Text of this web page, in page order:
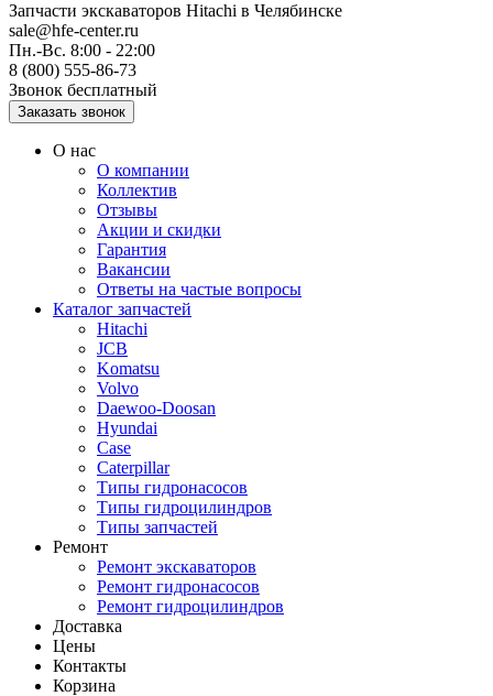
Запчасти экскаваторов Hitachi в Челябинске
sale@hfe-center.ru
Пн.-Вс. 8:00 - 22:00
8 (800) 555-86-73
Звонок бесплатный
О нас
О компании
Коллектив
Отзывы
Акции и скидки
Гарантия
Вакансии
Ответы на частые вопросы
Каталог запчастей
Hitachi
JCB
Komatsu
Volvo
Daewoo-Doosan
Hyundai
Case
Caterpillar
Типы гидронасосов
Типы гидроцилиндров
Типы запчастей
Ремонт
Ремонт экскаваторов
Ремонт гидронасосов
Ремонт гидроцилиндров
Доставка
Цены
Контакты
Корзина